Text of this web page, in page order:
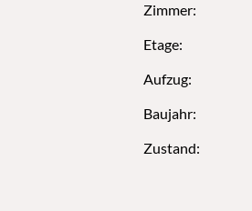
Zimmer:
Etage:
Aufzug:
Baujahr:
Zustand: